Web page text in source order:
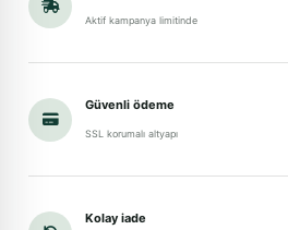
Aktif kampanya limitinde
Güvenli ödeme
SSL korumalı altyapı
Kolay iade